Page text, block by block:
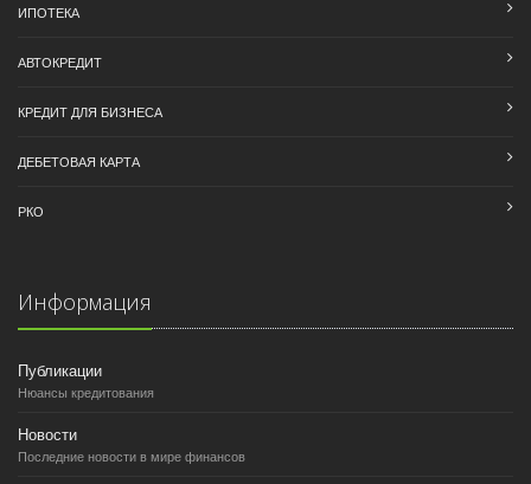
ИПОТЕКА
АВТОКРЕДИТ
КРЕДИТ ДЛЯ БИЗНЕСА
ДЕБЕТОВАЯ КАРТА
РКО
Информация
Публикации
Нюансы кредитования
Новости
Последние новости в мире финансов